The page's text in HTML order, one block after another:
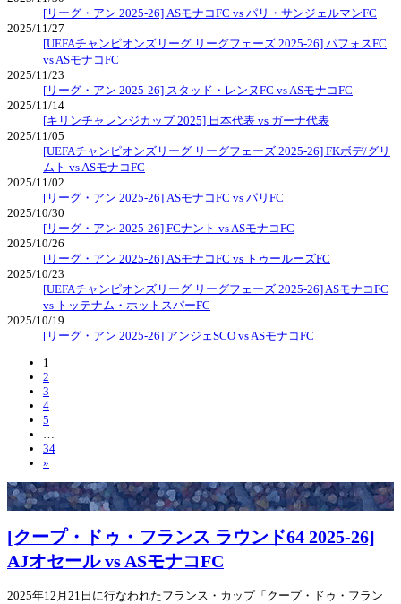
[リーグ・アン 2025-26] ASモナコFC vs パリ・サンジェルマンFC
2025/11/27
[UEFAチャンピオンズリーグ リーグフェーズ 2025-26] パフォスFC
vs ASモナコFC
2025/11/23
[リーグ・アン 2025-26] スタッド・レンヌFC vs ASモナコFC
2025/11/14
[キリンチャレンジカップ 2025] 日本代表 vs ガーナ代表
2025/11/05
[UEFAチャンピオンズリーグ リーグフェーズ 2025-26] FKボデ/グリ
ムト vs ASモナコFC
2025/11/02
[リーグ・アン 2025-26] ASモナコFC vs パリFC
2025/10/30
[リーグ・アン 2025-26] FCナント vs ASモナコFC
2025/10/26
[リーグ・アン 2025-26] ASモナコFC vs トゥールーズFC
2025/10/23
[UEFAチャンピオンズリーグ リーグフェーズ 2025-26] ASモナコFC
vs トッテナム・ホットスパーFC
2025/10/19
[リーグ・アン 2025-26] アンジェSCO vs ASモナコFC
1
2
3
4
5
34
»
[クープ・ドゥ・フランス ラウンド64 2025-26]
AJオセール vs ASモナコFC
2025年12月21日に行なわれたフランス・カップ「クープ・ドゥ・フラン